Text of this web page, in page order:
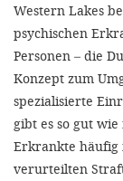
Western Lakes
psychischen
Personen – die
Konzept zum
spezialisierte
gibt es so gut
Erkrankte häufig
verurteilten